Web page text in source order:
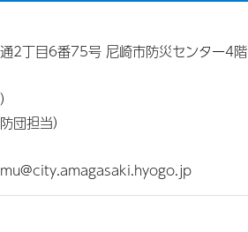
2丁目6番75号 尼崎市防災センター4階
団担当）